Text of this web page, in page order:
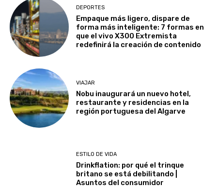
DEPORTES
Empaque más ligero, dispare de
forma más inteligente: 7 formas en
que el vivo X300 Extremista
redefinirá la creación de contenido
VIAJAR
Nobu inaugurará un nuevo hotel,
restaurante y residencias en la
región portuguesa del Algarve
ESTILO DE VIDA
Drinkflation: por qué el trinque
britano se está debilitando |
Asuntos del consumidor